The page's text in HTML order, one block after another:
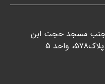
مسجد حجت ابن
5